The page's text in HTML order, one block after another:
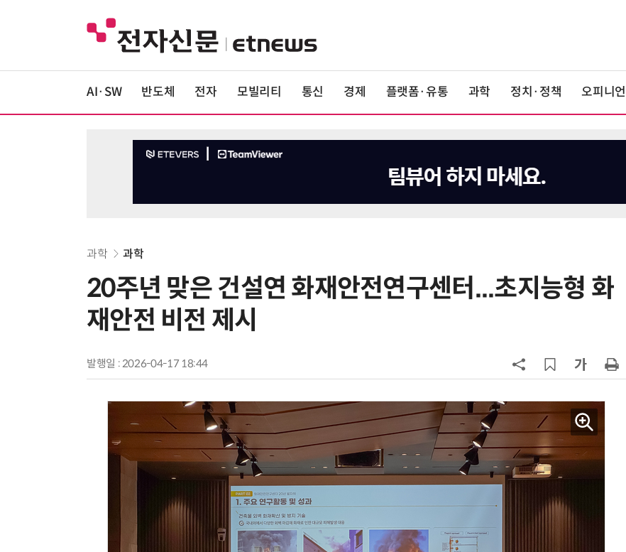
AI·SW 반도체 전자 모빌리티 통신 경제 플랫폼·유통 과학 정치·정책 오피니언
과학 과학
20주년 맞은 건설연 화재안전연구센터...초지능형 화
재안전 비전 제시
발행일 : 2026-04-17 18:44
6
KIST, 기존 반도체 공정으로 전기·
·바이오 실험에 더위도 잊었다…
“내년 2기로 이어집니다”
후 포착
9
[르포]아이들이 직접 첨단 전자현미
경 다루며 과학원리 체득...과학체험
제공 '주니어닥터' 현장
박성준 아주대 교수, 공기 중 수분으
로 200㎛ 피부 부착 전지 개발